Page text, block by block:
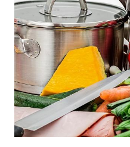
A
ZDRAVÍ
NA
TALÍŘI